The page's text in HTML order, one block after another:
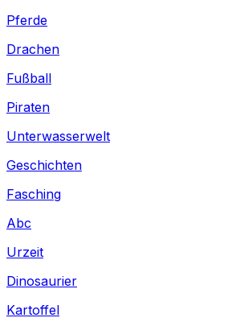
Pferde
Drachen
Fußball
Piraten
Unterwasserwelt
Geschichten
Fasching
Abc
Urzeit
Dinosaurier
Kartoffel